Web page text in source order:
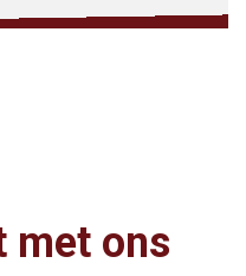
met ons